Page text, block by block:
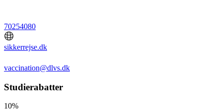
70254080
sikkerrejse.dk
vaccination@dlvs.dk
Studierabatter
10%